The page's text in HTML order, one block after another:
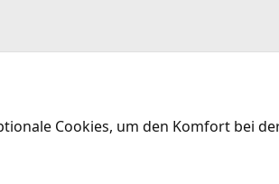
Cookies, um den Komfort bei